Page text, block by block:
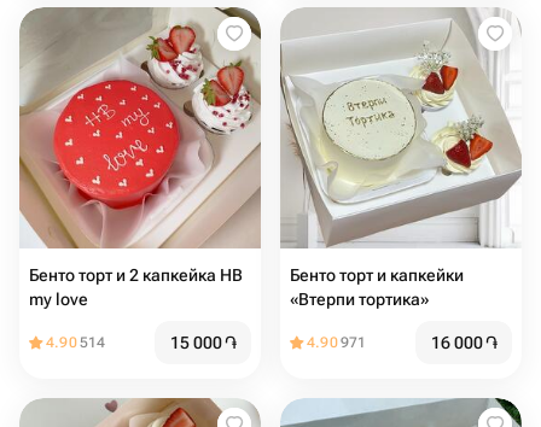
Бенто торт и 2 капкейка HB
my love
4.90514 15 000֏
Бенто торт и капкейки
«Втерпи тортика»
4.90971 16 000֏